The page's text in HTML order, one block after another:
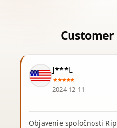
J***L
2024-12-11
Objavenie spoločnosti